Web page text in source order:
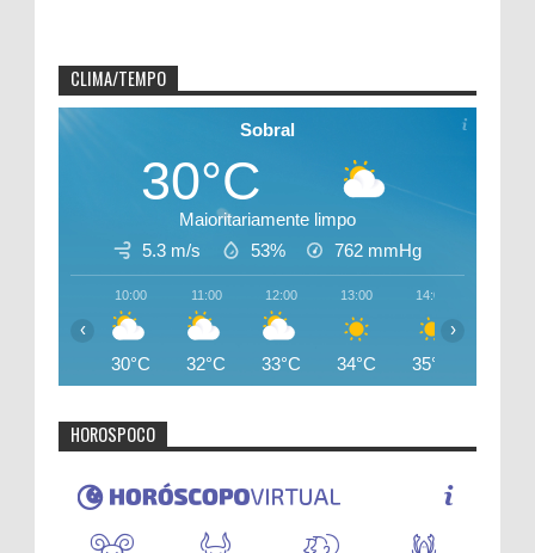
CLIMA/TEMPO
Sobral
30°C
Maioritariamente limpo
5.3 m/s
53% 762 mmHg
10:00
30°C
11:00
32°C
12:00
33°C
13:00
34°C
14:00
35°C
‹ ›
HOROSPOCO